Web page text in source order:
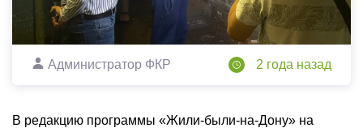
Администратор ФКР 2 года назад
В редакцию программы «Жили-были-на-Дону» на